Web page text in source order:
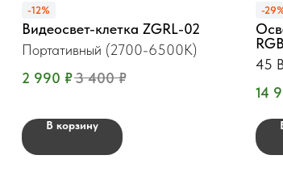
-12%
Видеосвет-клетка ZGRL-02
Портативный (2700-6500К)
2 990 ₽3 400 ₽
В корзину
-
RGB
45
14